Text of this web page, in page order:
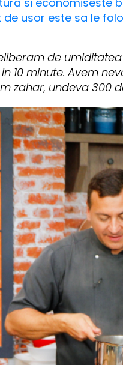
usor este sa le
de
10 minute. Avem
zahar, undeva 300